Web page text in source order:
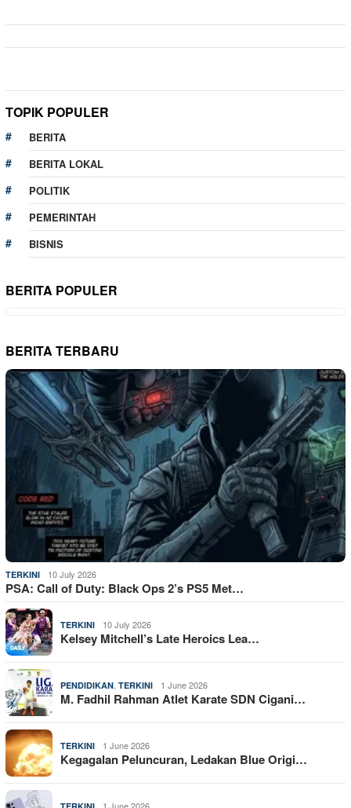
TOPIK POPULER
BERITA
BERITA LOKAL
POLITIK
PEMERINTAH
BISNIS
BERITA POPULER
BERITA TERBARU
TERKINI 10 July 2026
PSA: Call of Duty: Black Ops 2’s PS5 Met…
TERKINI 10 July 2026
Kelsey Mitchell’s Late Heroics Lea…
PENDIDIKAN, TERKINI 1 June 2026
M. Fadhil Rahman Atlet Karate SDN Cigani…
TERKINI 1 June 2026
Kegagalan Peluncuran, Ledakan Blue Origi…